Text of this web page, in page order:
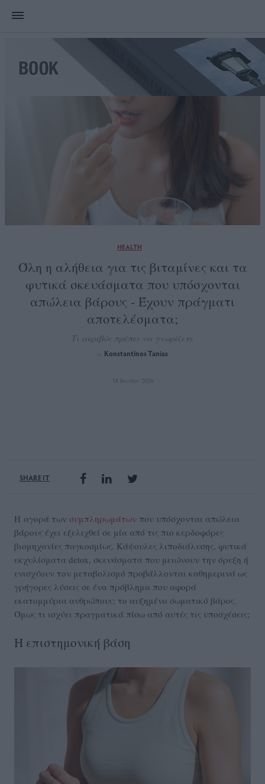
HEALTH
Όλη η αλήθεια για τις βιταμίνες και τα
φυτικά σκευάσματα που υπόσχονται
απώλεια βάρους - Έχουν πράγματι
αποτελέσματα;
Τι ακριβώς πρέπει να γνωρίζετε
Konstantinos Tanias
18 Ιουνίου 2026
SHARE IT
Η αγορά των συμπληρωμάτων που υπόσχονται απώλεια
βάρους έχει εξελιχθεί σε μία από τις πιο κερδοφόρες
βιομηχανίες παγκοσμίως. Κάψουλες λιποδιάλυσης, φυτικά
εκχυλίσματα detox, σκευάσματα που μειώνουν την όρεξη ή
ενισχύουν τον μεταβολισμό προβάλλονται καθημερινά ως
γρήγορες λύσεις σε ένα πρόβλημα που αφορά
εκατομμύρια ανθρώπους: το αυξημένο σωματικό βάρος.
Όμως τι ισχύει πραγματικά πίσω από αυτές τις υποσχέσεις;
Η επιστημονική βάση